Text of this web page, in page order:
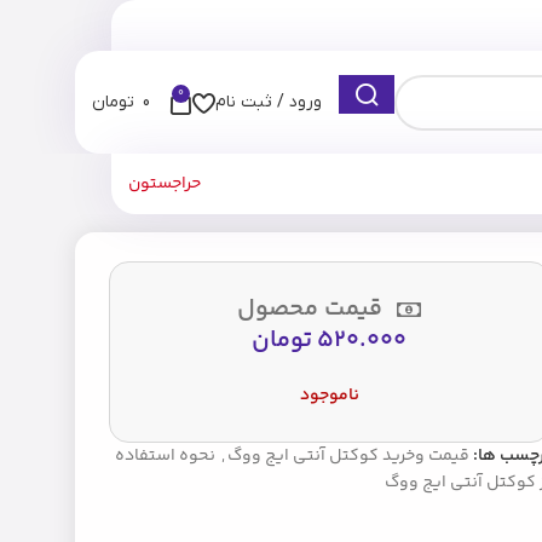
ورود / ثبت نام 0
0 تومان
حراجستون
قیمت محصول
520.000تومان
ناموجود
ها: قیمت وخرید کوکتل آنتی ایج ووگ, نحوه استفاده
کوکتل آنتی ایج ووگ